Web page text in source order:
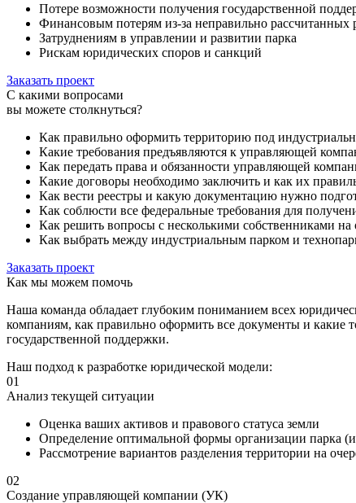
Потере возможности получения государственной
Финансовым потерям из-за неправильно рассчитанных
Затруднениям в управлении и развитии парка
Рискам юридических споров и санкций
Заказать проект
С какими вопросами
вы можете столкнуться?
Как правильно оформить территорию под
Какие требования предъявляются к управляющей
Как передать права и обязанности управляющей
Какие договоры необходимо заключить и как их
Как вести реестры и какую документацию нужно
Как соблюсти все федеральные требования для
Как решить вопросы с несколькими собственниками на
Как выбрать между индустриальным парком и
Заказать проект
Как мы можем помочь
Наша команда обладает глубоким пониманием всех
компаниям, как правильно оформить все документы и какие
государственной поддержки.
Наш подход к разработке юридической модели:
01
Анализ текущей ситуации
Оценка ваших активов и правового статуса земли
Определение оптимальной формы организации парка
Рассмотрение вариантов разделения территории на
02
Создание управляющей компании (УК)